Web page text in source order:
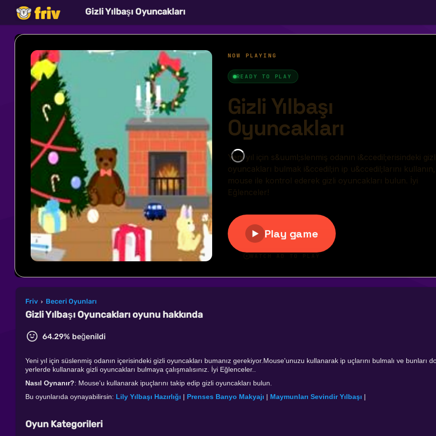
Gizli Yılbaşı Oyuncakları
Friv › Beceri Oyunları
Gizli Yılbaşı Oyuncakları oyunu hakkında
64.29% beğenildi
Yeni yıl için süslenmiş odanın içerisindeki gizli oyuncakları bumanız gerekiyor.Mouse'unuzu kullanarak ip uçlarını bulmalı ve bunları
yerlerde kullanarak gizli oyuncakları bulmaya çalışmalısınız. İyi Eğlenceler..
Nasıl Oynanır?: Mouse'u kullanarak ipuçlarını takip edip gizli oyuncakları bulun.
Bu oyunlarıda oynayabilirsin: Lily Yılbaşı Hazırlığı | Prenses Banyo Makyajı | Maymunları Sevindir Yılbaşı |
Oyun Kategorileri